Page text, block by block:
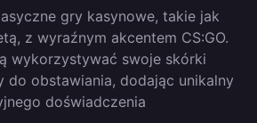
gry kasynowe, takie jak
z wyraźnym akcentem CS:GO.
wykorzystywać swoje skórki
do obstawiania, dodając unikalny
doświadczenia